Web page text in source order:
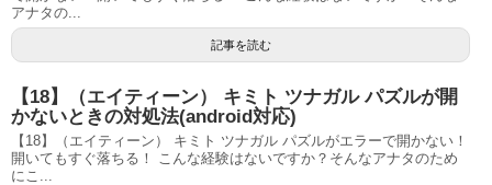
アナタの...
記事を読む
【18】（エイティーン） キミト ツナガル パズルが開
かないときの対処法(android対応)
【18】（エイティーン） キミト ツナガル パズルがエラーで開かない！
開いてもすぐ落ちる！ こんな経験はないですか？そんなアナタのため
にこ...